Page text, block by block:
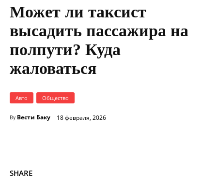
Может ли таксист
высадить пассажира на
полпути? Куда
жаловаться
Авто Общество
By Вести Баку 18 февраля, 2026
SHARE